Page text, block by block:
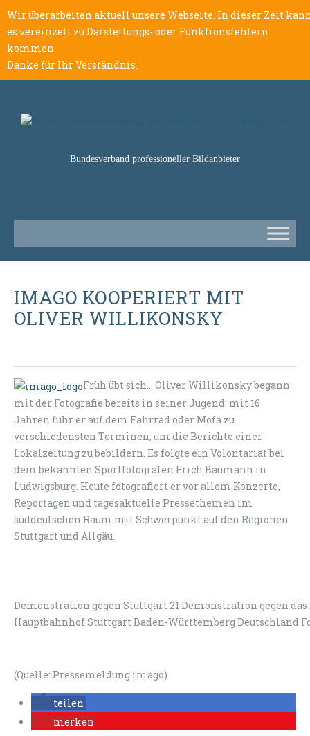
Wir überarbeiten aktuell unsere Webseite. In dieser Zeit
es vereinzelt zu Darstellungs- oder Funktionsfehlern
kommen.
Danke für Ihr Verständnis.
Bundesverband professioneller Bildanbieter
IMAGO KOOPERIERT MIT
OLIVER WILLIKONSKY
Früh übt sich... Oliver Willikonsky begann
mit der Fotografie bereits in seiner Jugend: mit 16
Jahren fuhr er auf dem Fahrrad oder Mofa zu
verschiedensten Terminen, um die Berichte einer
Lokalzeitung zu bebildern. Es folgte ein Volontariat bei
dem bekannten Sportfotografen Erich Baumann in
Ludwigsburg. Heute fotografiert er vor allem Konzerte,
Reportagen und tagesaktuelle Pressethemen im
süddeutschen Raum mit Schwerpunkt auf den Regionen
Stuttgart und Allgäu.
Demonstration gegen Stuttgart 21 Demonstration gegen
Hauptbahnhof Stuttgart Baden-Württemberg Deutschland
(Quelle: Pressemeldung imago)
teilen
merken